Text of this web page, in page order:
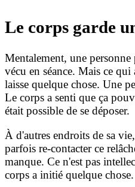
Le corps garde
Mentalement, une
vécu en séance. Mais ce qui
laisse quelque chose. Une
Le corps a senti que ça
était possible de se déposer.
À d'autres endroits de sa
parfois re-contacter ce
manque. Ce n'est pas
corps a initié quelque chose.